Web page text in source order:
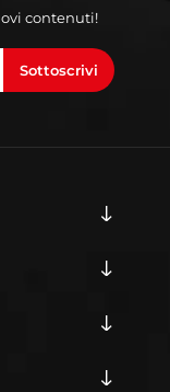
contenuti!
Sottoscrivi